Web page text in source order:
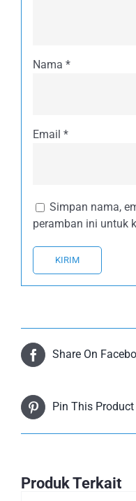
Nama *
Email *
Simpan nama,
peramban ini untuk
Share On
Pin This Product
Produk Terkait